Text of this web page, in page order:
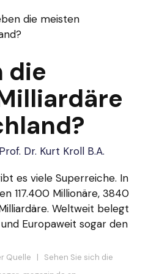
die meisten
die
Dr. Kurt Kroll B.A.
es viele Superreiche. In
117.400 Millionäre, 3840
Weltweit belegt
Europaweit sogar den
Quelle | Sehen Sie sich die